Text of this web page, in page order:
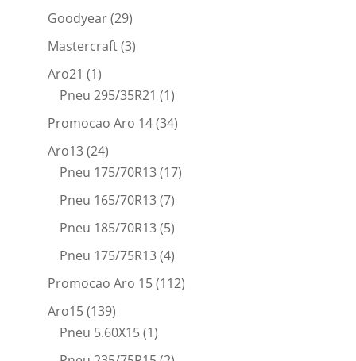
Goodyear(29)
Mastercraft(3)
Aro21 (1)
Pneu 295/35R21 (1)
Promocao Aro 14(34)
Aro13(24)
Pneu 175/70R13(17)
Pneu 165/70R13(7)
Pneu 185/70R13(5)
Pneu 175/75R13(4)
Promocao Aro 15(112)
Aro15(139)
Pneu 5.60X15(1)